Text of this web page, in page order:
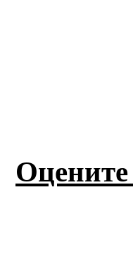
Оцените